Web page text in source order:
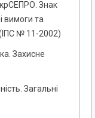
Знак
вимоги та
№ 11-2002)
Захисне
Загальні